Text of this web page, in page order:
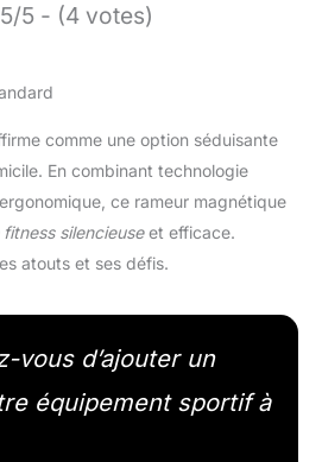
5/5 - (4 votes)
comme une option séduisante
En combinant technologie
ce rameur magnétique
silencieuseet efficace.
atouts et ses défis.
vous d’ajouter un
équipement sportif à